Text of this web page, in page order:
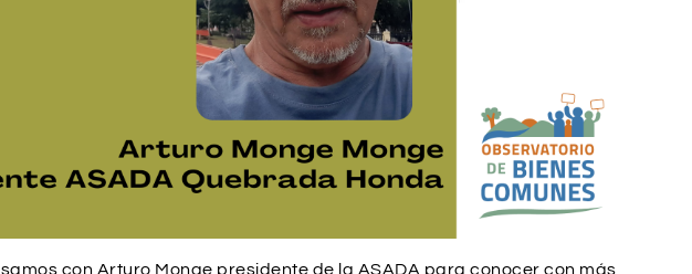
con Arturo Monge presidente de la ASADA para conocer con más